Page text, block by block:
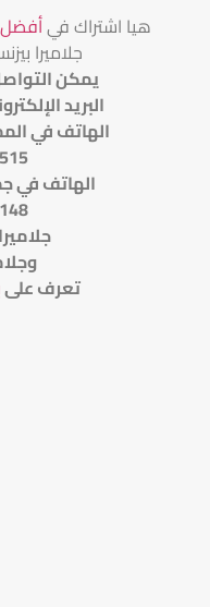
هيا اشتراك فيأفضل
جلاميرا
يمكن
البريد
الهاتف في
الهاتف في
تعرف على